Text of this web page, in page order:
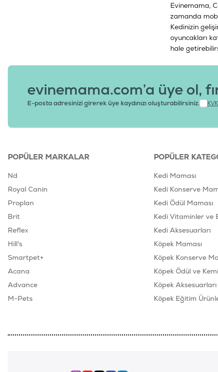
Evinemama,
zamanda
Kedinizin
oyuncakları
hale
evinemama.com’a üye ol,
E-posta adresinizi girerek üye kaydınızı oluşturabilirsiniz.
POPÜLER MARKALAR
Nd
Royal Canin
Proplan
Brit
Reflex
Hill's
Smartpet+
Acana
Advance
M-Pets
POPÜLER
Kedi Maması
Kedi Konserve
Kedi Ödül Maması
Kedi Vitaminler ve
Kedi Aksesuarları
Köpek Maması
Köpek Konserve
Köpek Ödül ve
Köpek Aksesuarları
Köpek Eğitim